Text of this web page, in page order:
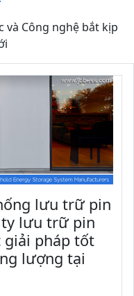
và Công nghệ bắt kịp
lưu trữ pin
ty lưu trữ pin
giải pháp tốt
lượng tại